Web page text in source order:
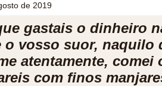
de 2019
gastais o dinheiro
o vosso suor, naquilo
atentamente, comei
com finos